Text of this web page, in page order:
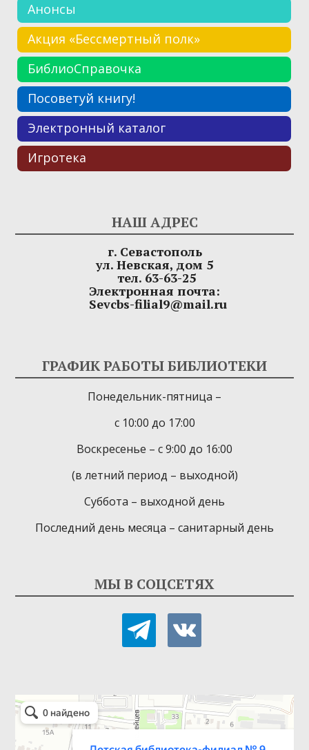
Анонсы
Акция «Бессмертный полк»
БиблиоСправочка
Посоветуй книгу!
Электронный каталог
Игротека
НАШ АДРЕС
г. Севастополь
ул. Невская, дом 5
тел. 63-63-25
Электронная почта:
Sevcbs-filial9@mail.ru
ГРАФИК РАБОТЫ БИБЛИОТЕКИ
Понедельник-пятница –
с 10:00 до 17:00
Воскресенье – с 9:00 до 16:00
(в летний период – выходной)
Суббота – выходной день
Последний день месяца – санитарный день
МЫ В СОЦСЕТЯХ
telegram vkontakte
Детская библиотека-филиал № 9
Библиотека в Севастополе